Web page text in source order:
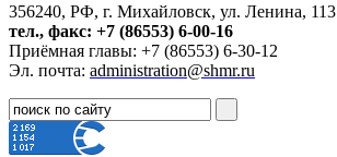
356240, РФ, г. Михайловск, ул. Ленина, 113
тел., факс: +7 (86553) 6-00-16
Приёмная главы: +7 (86553) 6-30-12
Эл. почта: administration@shmr.ru